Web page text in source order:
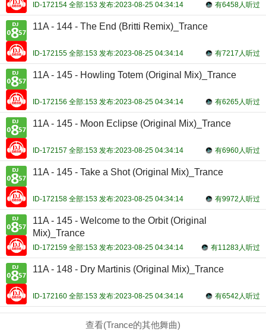
有6458人听过
ID-172154 全部:153 发布:2023-08-25 04:34:14
11A - 144 - The End (Britti Remix)_Trance
有7217人听过
ID-172155 全部:153 发布:2023-08-25 04:34:14
11A - 145 - Howling Totem (Original Mix)_Trance
有6265人听过
ID-172156 全部:153 发布:2023-08-25 04:34:14
11A - 145 - Moon Eclipse (Original Mix)_Trance
有6960人听过
ID-172157 全部:153 发布:2023-08-25 04:34:14
11A - 145 - Take a Shot (Original Mix)_Trance
有9972人听过
ID-172158 全部:153 发布:2023-08-25 04:34:14
11A - 145 - Welcome to the Orbit (Original
Mix)_Trance
有11283人听过
ID-172159 全部:153 发布:2023-08-25 04:34:14
11A - 148 - Dry Martinis (Original Mix)_Trance
有6542人听过
ID-172160 全部:153 发布:2023-08-25 04:34:14
查看(Trance的其他舞曲)